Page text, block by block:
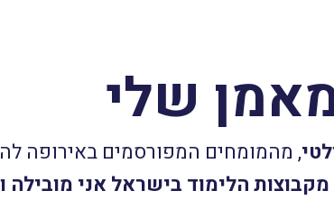
שלי
, מהמומחים המפורסמים באירופה
הלימוד בישראל אני מובילה